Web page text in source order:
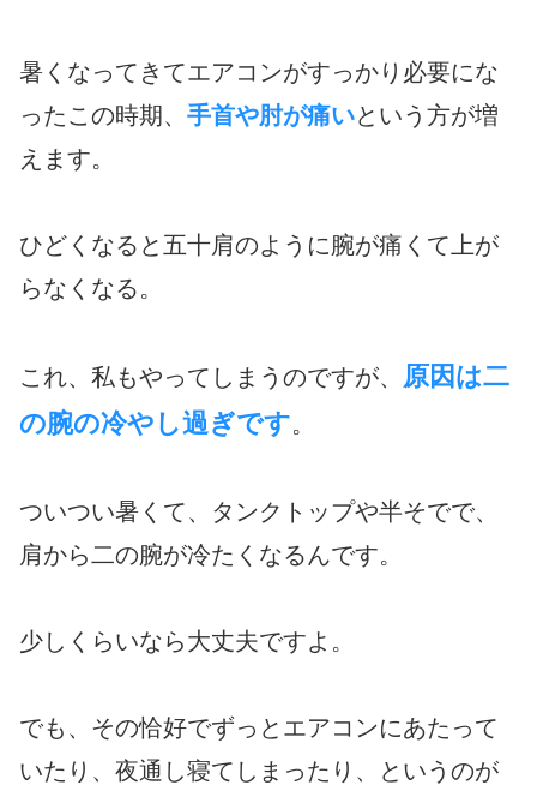
暑くなってきてエアコンがすっかり必要にな
ったこの時期、 手首や肘が痛いという方が増
えます。
ひどくなると五十肩のように腕が痛くて上が
らなくなる。
これ、私もやってしまうのですが、 原因は二
の腕の冷やし過ぎです。
ついつい暑くて、タンクトップや半そでで、
肩から二の腕が冷たくなるんです。
少しくらいなら大丈夫ですよ。
でも、その恰好でずっとエアコンにあたって
いたり、夜通し寝てしまったり、というのが